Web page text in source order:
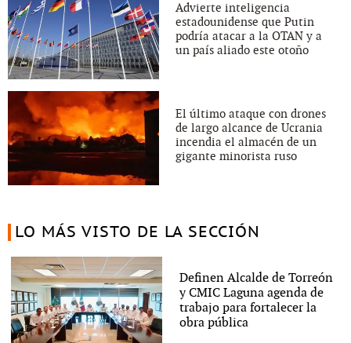
Advierte inteligencia
estadounidense que Putin
podría atacar a la OTAN y a
un país aliado este otoño
El último ataque con drones
de largo alcance de Ucrania
incendia el almacén de un
gigante minorista ruso
LO MÁS VISTO DE LA SECCIÓN
Definen Alcalde de Torreón
y CMIC Laguna agenda de
trabajo para fortalecer la
obra pública